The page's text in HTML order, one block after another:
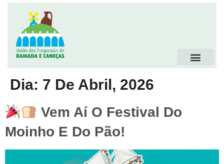
Dia: 7 De Abril, 2026
Vem Aí O Festival Do
Moinho E Do Pão!